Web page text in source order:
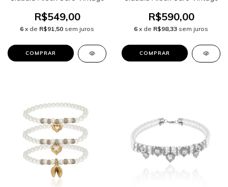
R$549,00
6 x de R$91,50 sem juros
R$590,00
6 x de R$98,33 sem juros